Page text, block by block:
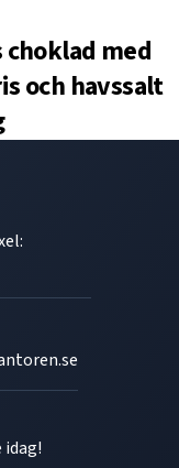
choklad med
och havssalt